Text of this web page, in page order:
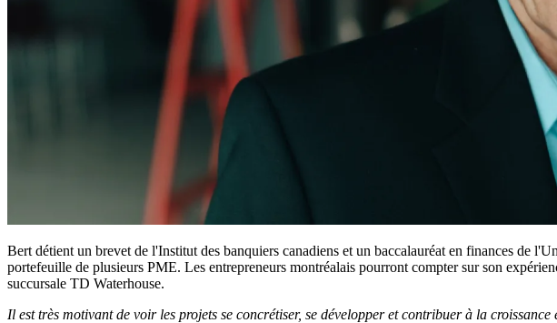
Bert détient un brevet de l'Institut des banquiers canadiens et un baccalauréat en finances de
portefeuille de plusieurs PME. Les entrepreneurs montréalais pourront compter sur son
succursale TD Waterhouse.
Il est très motivant de voir les projets se concrétiser, se développer et contribuer à la